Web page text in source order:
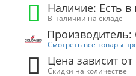
Наличие: Есть в
В наличии на складе
Производитель:
Смотреть все товары
Цена зависит
Скидки на количестве